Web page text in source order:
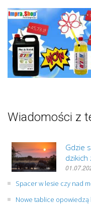
Wiadomości z
Gdzie
dzikich
Spacer w lesie czy nad
Nowe tablice opowiedzą